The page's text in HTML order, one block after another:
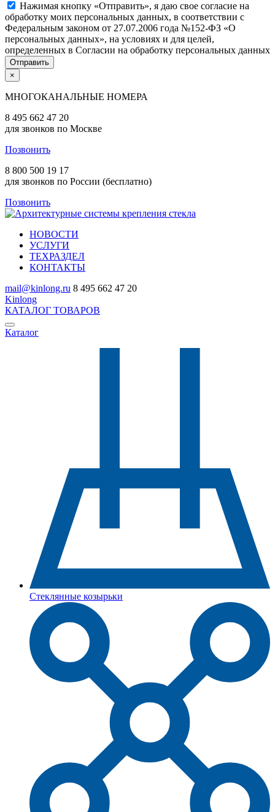
Нажимая кнопку «Отправить», я даю свое согласие на
обработку моих персональных данных, в соответствии с
Федеральным законом от 27.07.2006 года №152-ФЗ «О
персональных данных», на условиях и для целей,
определенных в Согласии на обработку персональных данных
×
МНОГОКАНАЛЬНЫЕ НОМЕРА
8 495 662 47 20
для звонков по Москве
Позвонить
8 800 500 19 17
для звонков по России (бесплатно)
Позвонить
НОВОСТИ
УСЛУГИ
ТЕХРАЗДЕЛ
КОНТАКТЫ
mail@kinlong.ru 8 495 662 47 20
Kinlong
КАТАЛОГ ТОВАРОВ
Каталог
Стеклянные козырьки